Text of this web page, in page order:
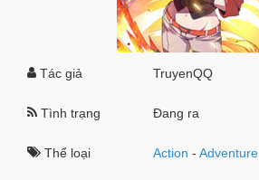
Tác giả TruyenQQ
Tình trạng Đang ra
Thể loại Action -Adventure